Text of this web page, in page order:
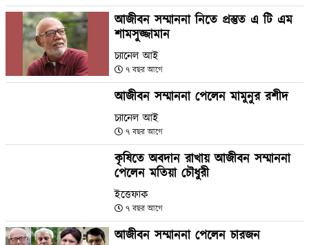
আজীবন সম্মাননা নিতে প্রস্তুত এ টি এম
শামসুজ্জামান
চ্যানেল আই
৭ বছর আগে
আজীবন সম্মাননা পেলেন মামুনুর রশীদ
চ্যানেল আই
৭ বছর আগে
কৃষিতে অবদান রাখায় আজীবন সম্মাননা
পেলেন মতিয়া চৌধুরী
ইত্তেফাক
৭ বছর আগে
আজীবন সম্মাননা পেলেন চারজন